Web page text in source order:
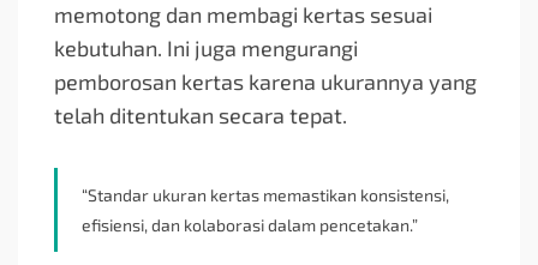
memotong dan membagi kertas sesuai
kebutuhan. Ini juga mengurangi
pemborosan kertas karena ukurannya yang
telah ditentukan secara tepat.
“Standar ukuran kertas memastikan konsistensi,
efisiensi, dan kolaborasi dalam pencetakan.”